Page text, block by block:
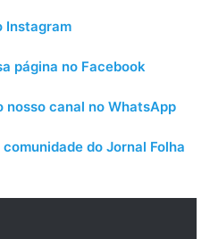
Instagram
página no Facebook
canal no WhatsApp
do Jornal Folha